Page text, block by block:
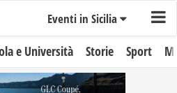
Eventi in Sicilia
e Università Storie Sport